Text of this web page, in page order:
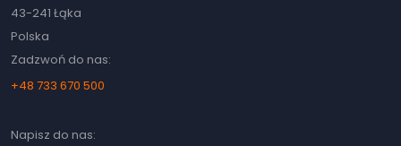
43-241 Łąka
Polska
Zadzwoń do nas:
+48 733 670 500
Napisz do nas: